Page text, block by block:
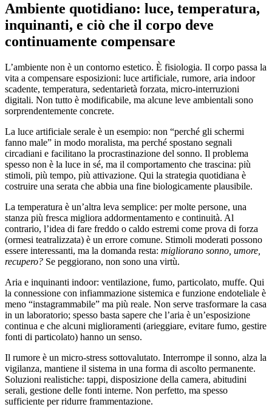
Ambiente quotidiano: luce, temperatura,
inquinanti, e ciò che il corpo deve
continuamente compensare
L’ambiente non è un contorno estetico. È fisiologia. Il corpo passa la
vita a compensare esposizioni: luce artificiale, rumore, aria indoor
scadente, temperatura, sedentarietà forzata, micro-interruzioni
digitali. Non tutto è modificabile, ma alcune leve ambientali sono
sorprendentemente concrete.
La luce artificiale serale è un esempio: non “perché gli schermi
fanno male” in modo moralista, ma perché spostano segnali
circadiani e facilitano la procrastinazione del sonno. Il problema
spesso non è la luce in sé, ma il comportamento che trascina: più
stimoli, più tempo, più attivazione. Qui la strategia quotidiana è
costruire una serata che abbia una fine biologicamente plausibile.
La temperatura è un’altra leva semplice: per molte persone, una
stanza più fresca migliora addormentamento e continuità. Al
contrario, l’idea di fare freddo o caldo estremi come prova di forza
(ormesi teatralizzata) è un errore comune. Stimoli moderati possono
essere interessanti, ma la domanda resta: migliorano sonno, umore,
recupero? Se peggiorano, non sono una virtù.
Aria e inquinanti indoor: ventilazione, fumo, particolato, muffe. Qui
la connessione con infiammazione sistemica e funzione endoteliale è
meno “instagrammabile” ma più reale. Non serve trasformare la casa
in un laboratorio; spesso basta sapere che l’aria è un’esposizione
continua e che alcuni miglioramenti (arieggiare, evitare fumo, gestire
fonti di particolato) hanno un senso.
Il rumore è un micro-stress sottovalutato. Interrompe il sonno, alza la
vigilanza, mantiene il sistema in una forma di ascolto permanente.
Soluzioni realistiche: tappi, disposizione della camera, abitudini
serali, gestione delle fonti interne. Non perfetto, ma spesso
sufficiente per ridurre frammentazione.